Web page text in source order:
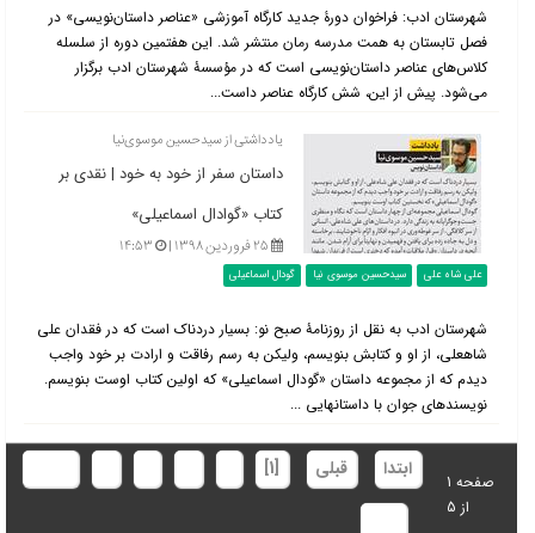
شهرستان ادب: فراخوان دورۀ جدید کارگاه آموزشی «عناصر داستان‌نویسی» در
فصل تابستان به همت مدرسه رمان منتشر شد. این هفتمین دوره از سلسله
کلاس‌های عناصر داستان‌نویسی است که در مؤسسۀ شهرستان ادب برگزار
می‌شود. پیش از این، شش کارگاه عناصر داست...
یادداشتی از سیدحسین موسوی‌نیا
داستان سفر از خود به خود | نقدی بر
کتاب «گوادال اسماعیلی»
۲۵ فروردین ۱۳۹۸ | ۱۴:۵۳
علی شاه علی سیدحسین موسوی نیا گودال اسماعیلی
شهرستان ادب به نقل از روزنامۀ صبح نو: بسیار دردناک است که در فقدان علی
شاهعلی، از او و کتابش بنویسم، ولیکن به رسم رفاقت و ارادت بر خود واجب
دیدم که از مجموعه داستان «گودال اسماعیلی» که اولین کتاب اوست بنویسم.
نویسندهای جوان با داستانهایی ...
صفحه 1
از 5
ابتدا قبلی [1]